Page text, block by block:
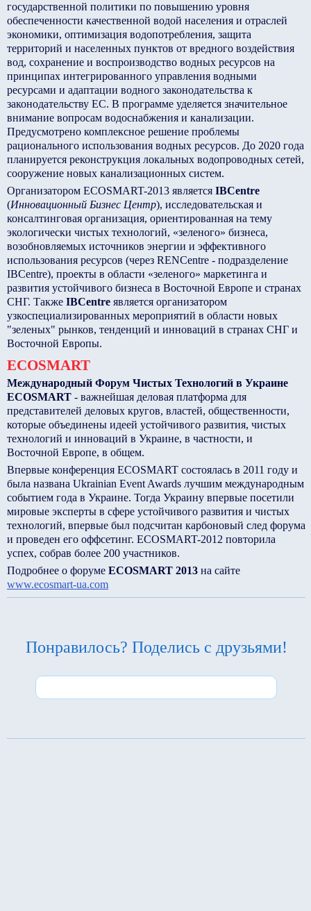
государственной политики по повышению уровня
обеспеченности качественной водой населения и отраслей
экономики, оптимизация водопотребления, защита
территорий и населенных пунктов от вредного воздействия
вод, сохранение и воспроизводство водных ресурсов на
принципах интегрированного управления водными
ресурсами и адаптации водного законодательства к
законодательству ЕС. В программе уделяется значительное
внимание вопросам водоснабжения и канализации.
Предусмотрено комплексное решение проблемы
рационального использования водных ресурсов. До 2020 года
планируется реконструкция локальных водопроводных сетей,
сооружение новых канализационных систем.
Организатором ECOSMART-2013 является IBCentre
(Инновационный Бизнес Центр), исследовательская и
консалтинговая организация, ориентированная на тему
экологически чистых технологий, «зеленого» бизнеса,
возобновляемых источников энергии и эффективного
использования ресурсов (через RENCentre - подразделение
IBCentre), проекты в области «зеленого» маркетинга и
развития устойчивого бизнеса в Восточной Европе и странах
СНГ. Также IBCentre является организатором
узкоспециализированных мероприятий в области новых
"зеленых" рынков, тенденций и инноваций в странах СНГ и
Восточной Европы.
ECOSMART
Международный Форум Чистых Технологий в Украине
ECOSMART - важнейшая деловая платформа для
представителей деловых кругов, властей, общественности,
которые объединены идеей устойчивого развития, чистых
технологий и инноваций в Украине, в частности, и
Восточной Европе, в общем.
Впервые конференция ECOSMART состоялась в 2011 году и
была названа Ukrainian Event Awards лучшим международным
событием года в Украине. Тогда Украину впервые посетили
мировые эксперты в сфере устойчивого развития и чистых
технологий, впервые был подсчитан карбоновый след форума
и проведен его оффсетинг. ECOSMART-2012 повторила
успех, собрав более 200 участников.
Подробнее о форуме ECOSMART 2013 на сайте
www.ecosmart-ua.com
Понравилось? Поделись с друзьями!